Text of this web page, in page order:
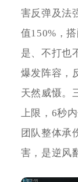
害反弹及法
值150%，
是、不打也
爆发阵容，
天然威慑。
上限，6秒
团队整体承
害，是逆风